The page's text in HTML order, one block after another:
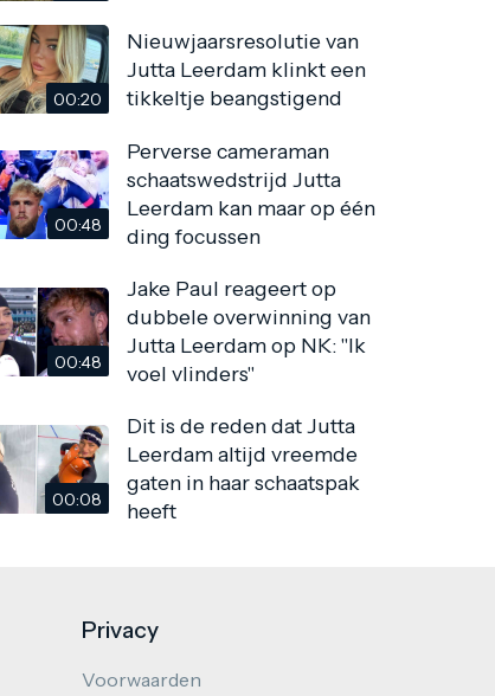
00:20
Nieuwjaarsresolutie van
Jutta Leerdam klinkt een
tikkeltje beangstigend
00:48
Perverse cameraman
schaatswedstrijd Jutta
Leerdam kan maar op één
ding focussen
00:48
Jake Paul reageert op
dubbele overwinning van
Jutta Leerdam op NK: "Ik
voel vlinders"
00:08
Dit is de reden dat Jutta
Leerdam altijd vreemde
gaten in haar schaatspak
heeft
Privacy
Voorwaarden